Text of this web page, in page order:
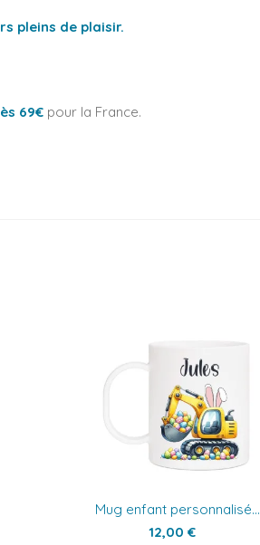
pleins de plaisir.
69€ pour la France.
Mug enfant personnalisé...
12,00 €